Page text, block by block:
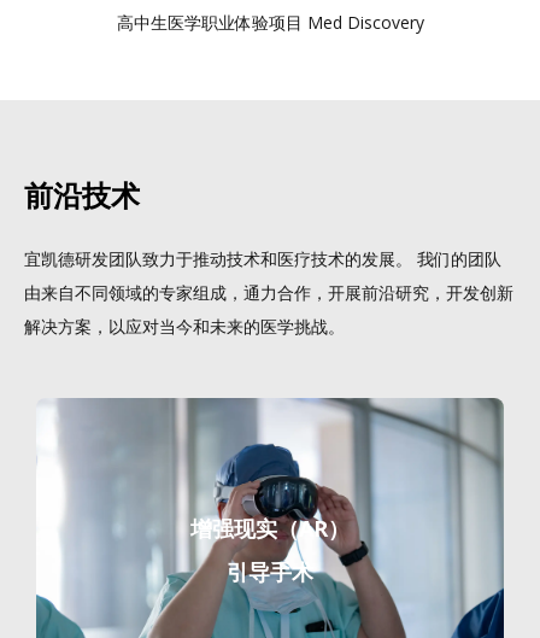
高中生医学职业体验项目 Med Discovery
前沿技术
宜凯德研发团队致力于推动技术和医疗技术的发展。 我们的团队
由来自不同领域的专家组成，通力合作，开展前沿研究，开发创新
解决方案，以应对当今和未来的医学挑战。
增强现实（AR）
引导手术